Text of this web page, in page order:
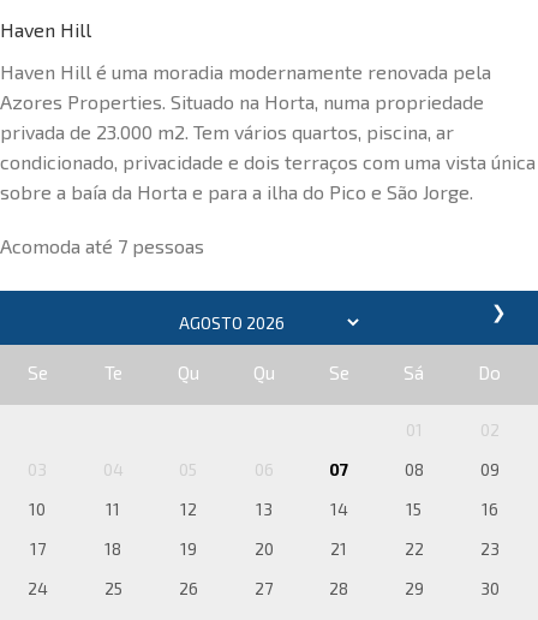
Haven Hill
Haven Hill é uma moradia modernamente renovada pela
Azores Properties. Situado na Horta, numa propriedade
privada de 23.000 m2. Tem vários quartos, piscina, ar
condicionado, privacidade e dois terraços com uma vista única
sobre a baía da Horta e para a ilha do Pico e São Jorge.
Acomoda até 7 pessoas
❯
Se Te Qu Qu Se Sá Do
01
02
03
04 05 06 07 08
09
10
11 12 13 14 15
16
17
18 19 20 21 22
23
24
25 26 27 28 29
30